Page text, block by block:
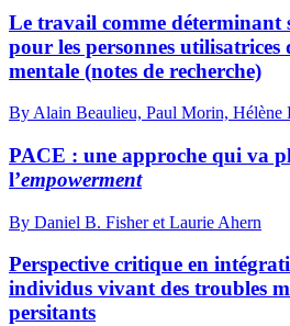
Le travail comme déterminant
pour les personnes utilisatrices
mentale (notes de recherche)
By Alain Beaulieu, Paul Morin, Hélène
PACE : une approche qui va
l’empowerment
By Daniel B. Fisher et Laurie Ahern
Perspective critique en
individus vivant des troubles
persitants